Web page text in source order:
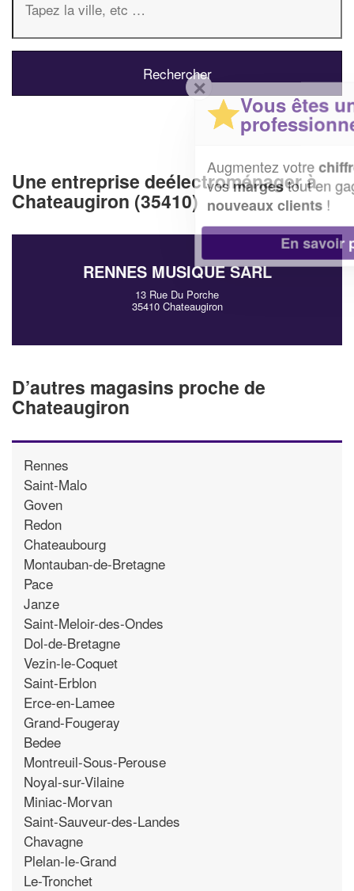
Une entreprise deélectroménager à
Chateaugiron (35410)
RENNES MUSIQUE SARL
13 Rue Du Porche
35410 Chateaugiron
D’autres magasins proche de
Chateaugiron
Rennes
Saint-Malo
Goven
Redon
Chateaubourg
Montauban-de-Bretagne
Pace
Janze
Saint-Meloir-des-Ondes
Dol-de-Bretagne
Vezin-le-Coquet
Saint-Erblon
Erce-en-Lamee
Grand-Fougeray
Bedee
Montreuil-Sous-Perouse
Noyal-sur-Vilaine
Miniac-Morvan
Saint-Sauveur-des-Landes
Chavagne
Plelan-le-Grand
Le-Tronchet
Vous êtes un
professionnel ?
Augmentez votrechiffre d'affaireset
vosmargestout en gagnant de
nouveaux clients!